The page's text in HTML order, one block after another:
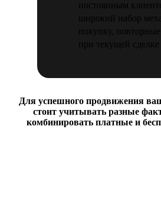
постоянным
широкий набор
покупку,
при текущей
Для успешного продвижения
стоит учитывать разные
комбинировать платные и